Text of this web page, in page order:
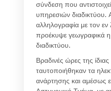
σύνδεση που
υπηρεσιών
αλληλογραφία με τον
προέκυψε γεωγραφικά
διαδικτύου.
Βραδινές ώρες της
ταυτοποιήθηκαν τα
ανάρτησης και αμέσως